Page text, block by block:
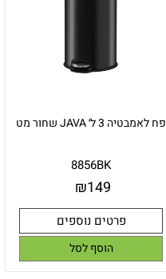
פח לאמבטיה 3 ל׳ JAVA שחור מט
8856BK
₪149
פרטים נוספים
הוסף לסל